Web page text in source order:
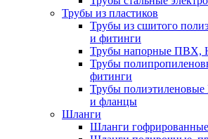
Трубы из пластиков
Трубы из сшитого
и фитинги
Трубы напорные ПВХ,
Трубы
фитинги
Трубы
и фланцы
Шланги
Шланги